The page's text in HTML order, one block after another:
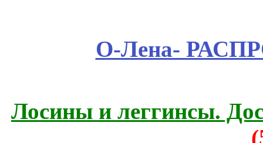
О-Лена-
Лосины и леггинсы.